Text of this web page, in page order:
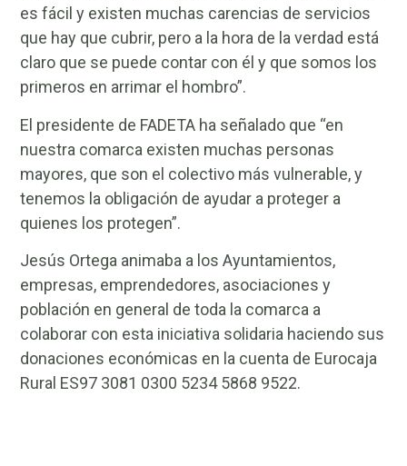
es fácil y existen muchas carencias de servicios
que hay que cubrir, pero a la hora de la verdad está
claro que se puede contar con él y que somos los
primeros en arrimar el hombro”.
El presidente de FADETA ha señalado que “en
nuestra comarca existen muchas personas
mayores, que son el colectivo más vulnerable, y
tenemos la obligación de ayudar a proteger a
quienes los protegen”.
Jesús Ortega animaba a los Ayuntamientos,
empresas, emprendedores, asociaciones y
población en general de toda la comarca a
colaborar con esta iniciativa solidaria haciendo sus
donaciones económicas en la cuenta de Eurocaja
Rural ES97 3081 0300 5234 5868 9522.